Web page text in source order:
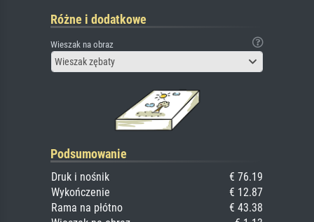
Różne i dodatkowe
Wieszak na obraz
Wieszak zębaty
Podsumowanie
Druk i nośnik
€ 76.19
Wykończenie
€ 12.87
Rama na płótno
€ 43.38